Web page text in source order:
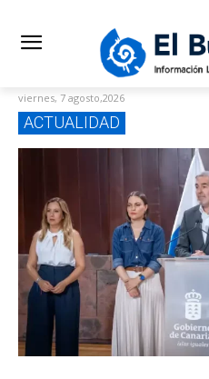
viernes, 7 agosto,2026
ACTUALIDAD